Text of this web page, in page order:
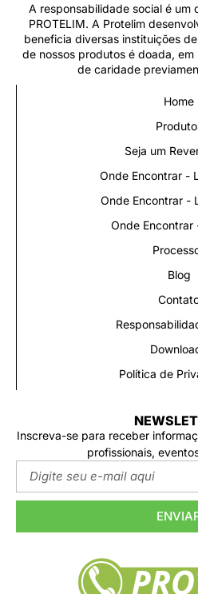
A responsabilidade social é um
PROTELIM. A Protelim
beneficia diversas instituições
de nossos produtos é doada,
de caridade
Home
Seja um
Onde Encontrar -
Onde Encontrar -
Onde Encontrar
Blog
Política de
Inscreva-se para receber
profissionais,